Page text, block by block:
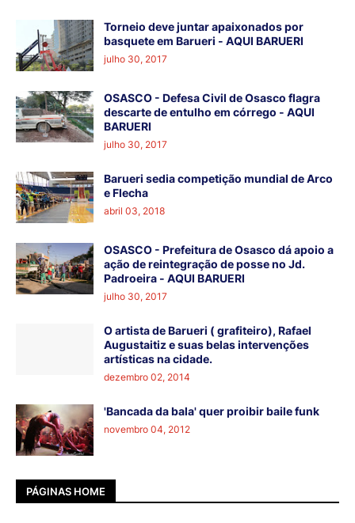
Torneio deve juntar apaixonados por
basquete em Barueri - AQUI BARUERI
julho 30, 2017
OSASCO - Defesa Civil de Osasco flagra
descarte de entulho em córrego - AQUI
BARUERI
julho 30, 2017
Barueri sedia competição mundial de Arco
e Flecha
abril 03, 2018
OSASCO - Prefeitura de Osasco dá apoio a
ação de reintegração de posse no Jd.
Padroeira - AQUI BARUERI
julho 30, 2017
O artista de Barueri ( grafiteiro), Rafael
Augustaitiz e suas belas intervenções
artísticas na cidade.
dezembro 02, 2014
'Bancada da bala' quer proibir baile funk
novembro 04, 2012
PÁGINAS HOME